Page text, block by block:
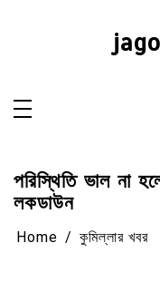
পরিস্থিতি ভাল না
লকডাউন
Home কুমিল্লার খবর